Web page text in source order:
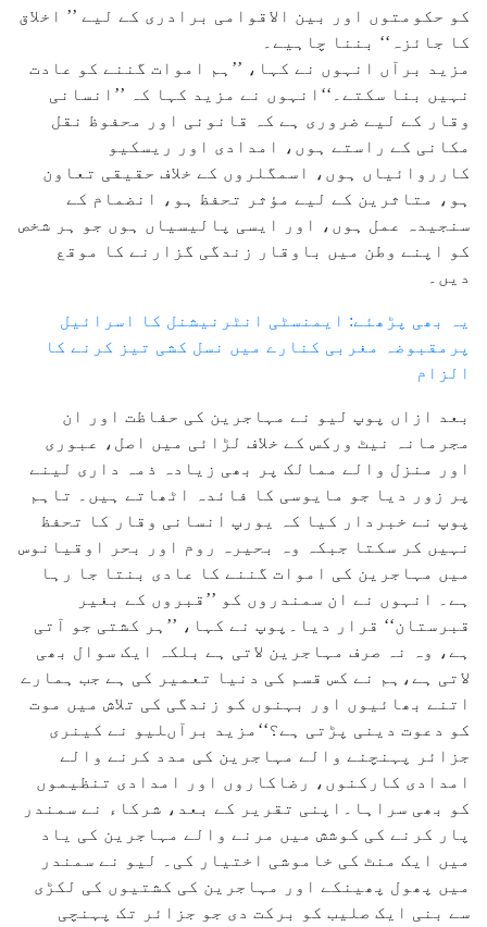
کو حکومتوں اور بین الاقوامی برادری کے لیے ’’ اخلاق
کا جائزہ‘‘ بننا چاہیے۔
مزید برآں انہوں نے کہا، ’’ہم اموات گننے کو عادت
نہیں بنا سکتے۔‘‘انہوں نے مزید کہا کہ ’’انسانی
وقار کے لیے ضروری ہے کہ قانونی اور محفوظ نقل
مکانی کے راستے ہوں، امدادی اور ریسکیو
کارروائیاں ہوں، اسمگلروں کے خلاف حقیقی تعاون
ہو، متاثرین کے لیے مؤثر تحفظ ہو، انضمام کے
سنجیدہ عمل ہوں، اور ایسی پالیسیاں ہوں جو ہر شخص
کو اپنے وطن میں باوقار زندگی گزارنے کا موقع
دیں۔
یہ بھی پڑھئے: ایمنسٹی انٹرنیشنل کا اسرائیل
پرمقبوضہ مغربی کنارے میں نسل کشی تیز کرنے کا
الزام
بعد ازاں پوپ لیو نے مہاجرین کی حفاظت اور ان
مجرمانہ نیٹ ورکس کے خلاف لڑائی میں اصل، عبوری
اور منزل والے ممالک پر بھی زیادہ ذمہ داری لینے
پر زور دیا جو مایوسی کا فائدہ اٹھاتے ہیں۔ تاہم
پوپ نے خبردار کیا کہ یورپ انسانی وقار کا تحفظ
نہیں کر سکتا جبکہ وہ بحیرہ روم اور بحر اوقیانوس
میں مہاجرین کی اموات گننے کا عادی بنتا جا رہا
ہے۔ انہوں نے ان سمندروں کو ’’قبروں کے بغیر
قبرستان‘‘ قرار دیا۔پوپ نے کہا، ’’ہر کشتی جو آتی
ہے، وہ نہ صرف مہاجرین لاتی ہے بلکہ ایک سوال بھی
لاتی ہے،ہم نے کس قسم کی دنیا تعمیر کی ہے جب ہمارے
اتنے بھائیوں اور بہنوں کو زندگی کی تلاش میں موت
کو دعوت دینی پڑتی ہے؟‘‘مزید برآںلیو نے کینری
جزائر پہنچنے والے مہاجرین کی مدد کرنے والے
امدادی کارکنوں، رضاکاروں اور امدادی تنظیموں
کو بھی سراہا۔اپنی تقریر کے بعد، شرکاء نے سمندر
پار کرنے کی کوشش میں مرنے والے مہاجرین کی یاد
میں ایک منٹ کی خاموشی اختیار کی۔ لیو نے سمندر
میں پھول پھینکے اور مہاجرین کی کشتیوں کی لکڑی
سے بنی ایک صلیب کو برکت دی جو جزائر تک پہنچی